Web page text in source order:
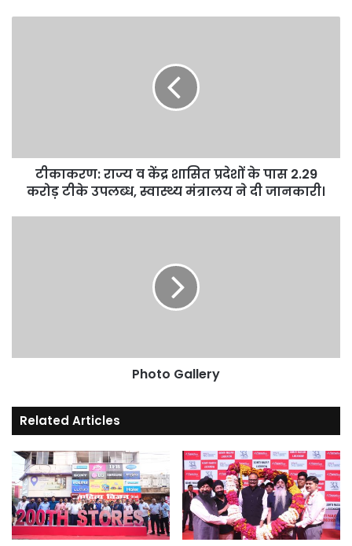
2.29
टीके
टीकाकरण: राज्य व केंद्र शासित प्रदेशों के पास 2.29
करोड़ टीके उपलब्ध, स्वास्थ्य मंत्रालय ने दी जानकारी।
Photo Gallery
Related Articles